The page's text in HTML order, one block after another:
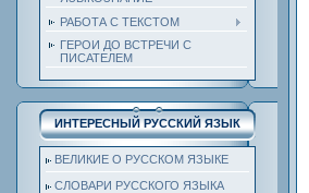
РАБОТА С ТЕКСТОМ
ГЕРОИ ДО ВСТРЕЧИ С
ПИСАТЕЛЕМ
ИНТЕРЕСНЫЙ РУССКИЙ ЯЗЫК
ВЕЛИКИЕ О РУССКОМ ЯЗЫКЕ
СЛОВАРИ РУССКОГО ЯЗЫКА